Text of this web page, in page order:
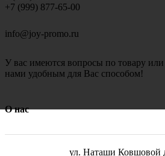
+7 (999) 877-65-00
info@joy-promo.ru
У вас имеются вопросы по товару
нами удобным для Вас способом!
О нас
ул. Наташи Ковшовой